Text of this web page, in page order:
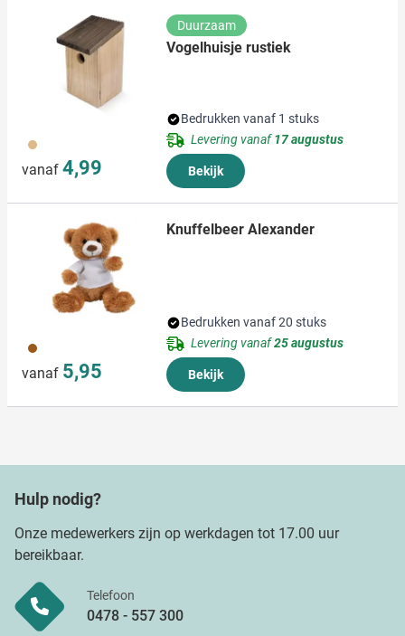
945
vanaf 4,99
Duurzaam
Vogelhuisje rustiek
Bedrukken vanaf 1 stuks
Levering vanaf17 augustus
Bekijk
090
vanaf 5,95
Knuffelbeer Alexander
Bedrukken vanaf 20 stuks
Levering vanaf25 augustus
Bekijk
Hulp nodig?
Onze medewerkers zijn op werkdagen tot 17.00 uur
bereikbaar.
Telefoon
0478 - 557 300